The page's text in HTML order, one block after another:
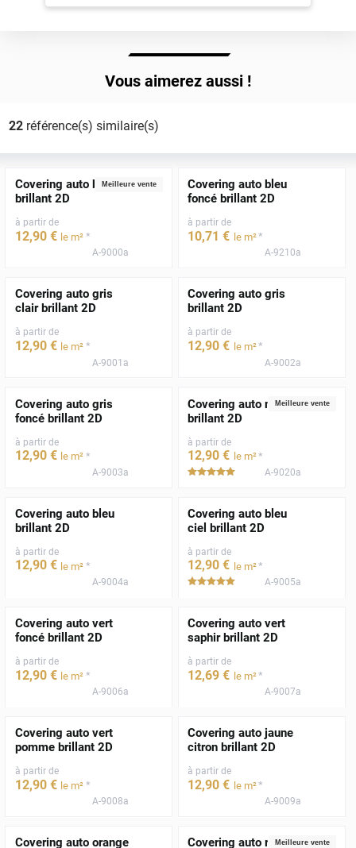
Vous aimerez aussi !
22référence(s) similaire(s)
Meilleure vente
Covering auto blanc
brillant 2D
à partir de
12,90 € le m² *
A-9000a
Covering auto bleu
foncé brillant 2D
à partir de
10,71 € le m²*
A-9210a
Covering auto gris
clair brillant 2D
à partir de
12,90 € le m² *
A-9001a
Covering auto gris
brillant 2D
à partir de
12,90 € le m²*
A-9002a
Covering auto gris
foncé brillant 2D
à partir de
12,90 € le m² *
A-9003a
Meilleure vente
Covering auto noir
brillant 2D
à partir de
12,90 € le m²*
A-9020a
Covering auto bleu
brillant 2D
à partir de
12,90 € le m² *
A-9004a
Covering auto bleu
ciel brillant 2D
à partir de
12,90 € le m²*
A-9005a
Covering auto vert
foncé brillant 2D
à partir de
12,90 € le m² *
A-9006a
Covering auto vert
saphir brillant 2D
à partir de
12,69 € le m²*
A-9007a
Covering auto vert
pomme brillant 2D
à partir de
12,90 € le m² *
A-9008a
Covering auto jaune
citron brillant 2D
à partir de
12,90 € le m²*
A-9009a
Covering auto orange Meilleure vente
Covering auto rouge